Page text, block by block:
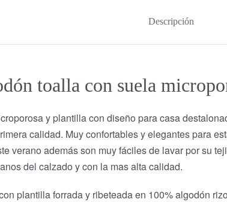
Descripción
toalla con suela
y plantilla con diseño para casa
calidad. Muy confortables y elegantes para
verano además son muy fáciles de lavar por su
del calzado y con la mas alta calidad.
plantilla forrada y ribeteada en 100% algodón